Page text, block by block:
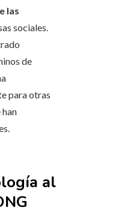
las
sociales.
de
para otras
al